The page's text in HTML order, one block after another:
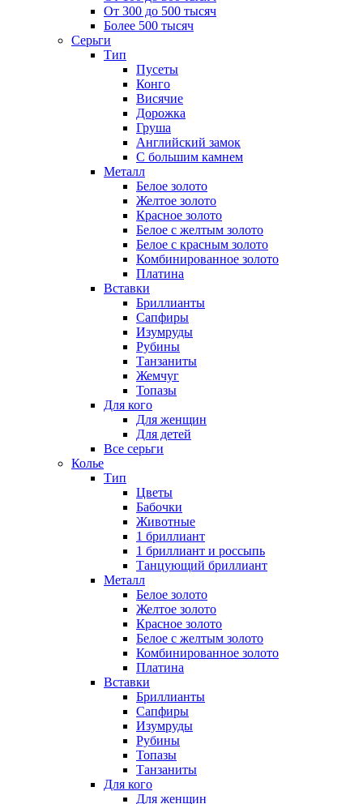
От 300 до 500 тысяч
Более 500 тысяч
Серьги
Тип
Пусеты
Конго
Висячие
Дорожка
Груша
Английский замок
С большим камнем
Металл
Белое золото
Желтое золото
Красное золото
Белое с желтым золото
Белое с красным золото
Комбинированное золото
Платина
Вставки
Бриллианты
Сапфиры
Изумруды
Рубины
Танзаниты
Жемчуг
Топазы
Для кого
Для женщин
Для детей
Все серьги
Колье
Тип
Цветы
Бабочки
Животные
1 бриллиант
1 бриллиант и россыпь
Танцующий бриллиант
Металл
Белое золото
Желтое золото
Красное золото
Белое с желтым золото
Комбинированное золото
Платина
Вставки
Бриллианты
Сапфиры
Изумруды
Рубины
Топазы
Танзаниты
Для кого
Для женщин